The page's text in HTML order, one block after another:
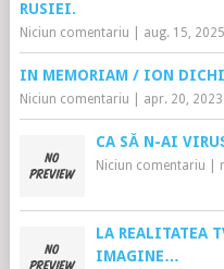
RUSIEI.
Niciun comentariu aug. 15, 2025
IN MEMORIAM / ION
Niciun comentariu apr. 20, 2023
CA SĂ N-AI
Niciun comentariu
LA REALITATEA
IMAGINE…